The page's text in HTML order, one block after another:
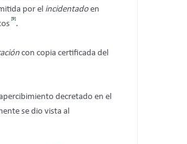
por el incidentadoen
[9]
.
con copia certificada del
decretado en el
se dio vista al